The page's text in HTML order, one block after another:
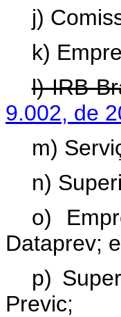
j)
k)
l) IRB-
9.002, de
m)
n)
o)
Dataprev; e
p)
Previc;